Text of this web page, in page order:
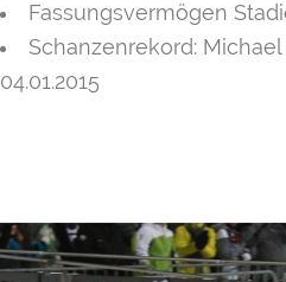
Fassungsvermögen
Schanzenrekord:
04.01.2015